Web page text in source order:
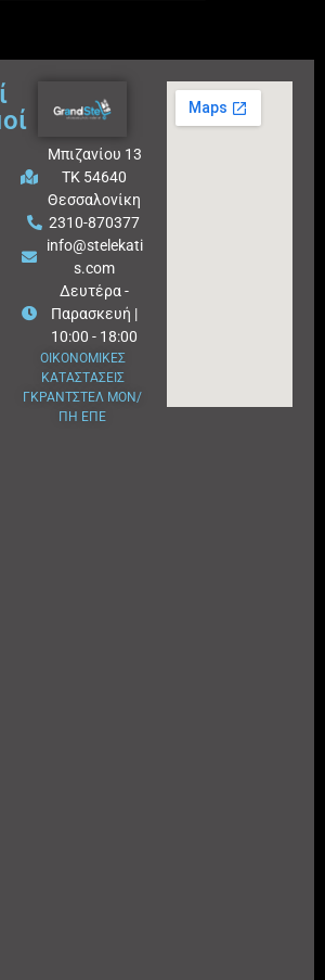
Μπιζανίου 13
ΤΚ 54640
Θεσσαλονίκη
2310-870377
info@stelekati
s.com
Δευτέρα -
Παρασκευή |
10:00 - 18:00
ΟΙΚΟΝΟΜΙΚΕΣ
ΚΑΤΑΣΤΑΣΕΙΣ
ΓΚΡΑΝΤΣΤΕΛ ΜΟΝ/
ΠΗ ΕΠΕ